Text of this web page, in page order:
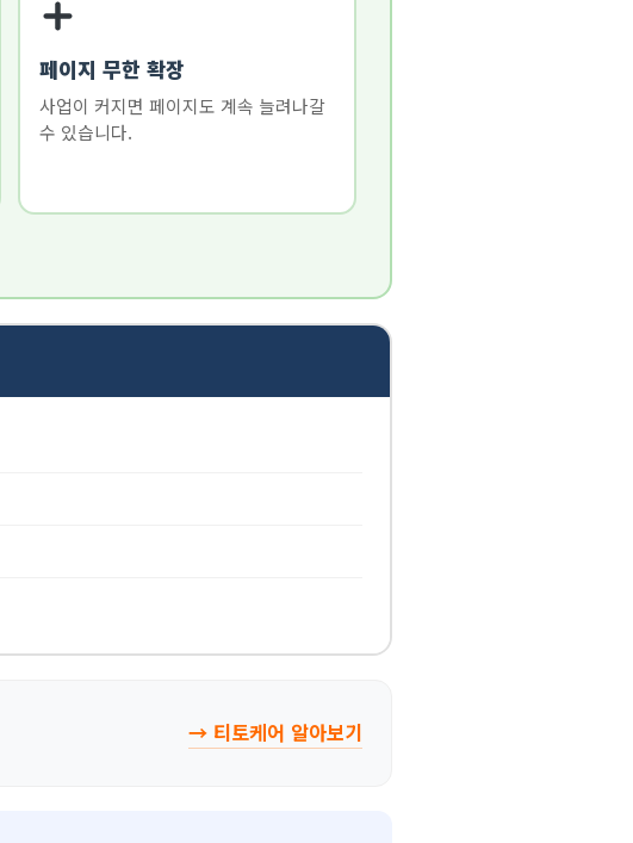
페이지 무한 확장
사업이 커지면 페이지도 계속 늘려나갈
수 있습니다.
→ 티토케어 알아보기